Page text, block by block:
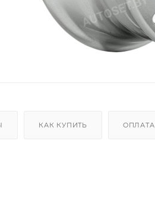
КАК КУПИТЬ ОПЛАТА